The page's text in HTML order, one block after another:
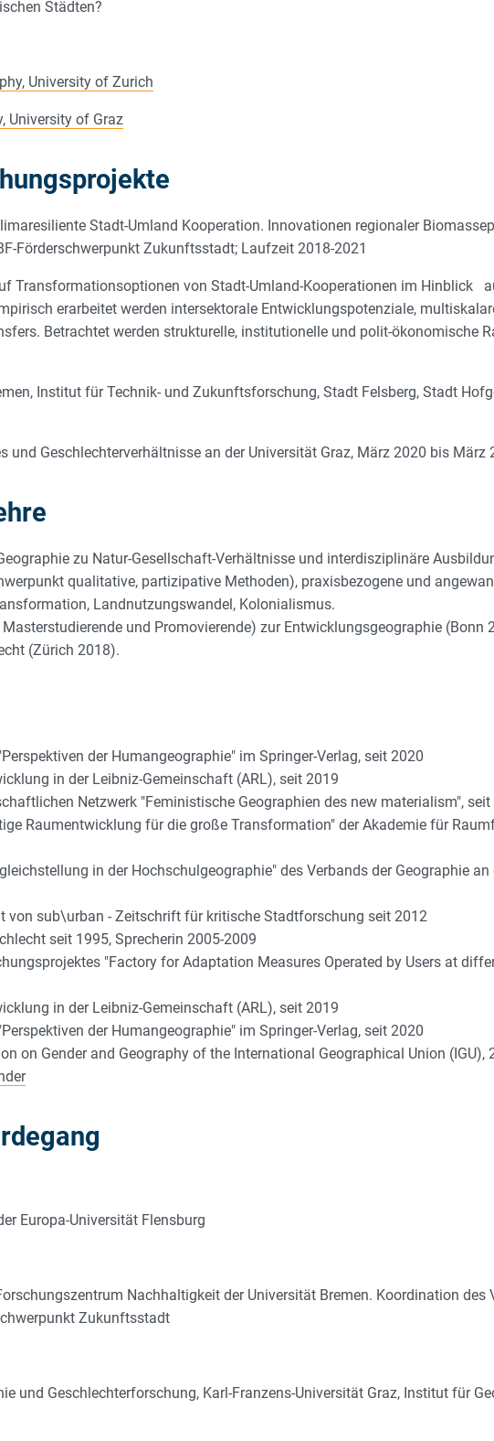
Städten?
University of Zurich
University of Graz
Stadt-Umland Kooperation. Innovationen regionaler
Förderschwerpunkt Zukunftsstadt; Laufzeit 2018-2021
Transformationsoptionen von Stadt-Umland-Kooperationen im Hinblick
erarbeitet werden intersektorale Entwicklungspotenziale,
Betrachtet werden strukturelle, institutionelle und polit-ökonomische
Institut für Technik- und Zukunftsforschung, Stadt Felsberg, Stadt
und Geschlechterverhältnisse an der Universität Graz, März 2020 bis März
zu Natur-Gesellschaft-Verhältnisse und interdisziplinäre
qualitative, partizipative Methoden), praxisbezogene und
Landnutzungswandel, Kolonialismus.
und Promovierende) zur Entwicklungsgeographie (Bonn
(Zürich 2018).
der Humangeographie" im Springer-Verlag, seit 2020
in der Leibniz-Gemeinschaft (ARL), seit 2019
Netzwerk "Feministische Geographien des new materialism", seit
Raumentwicklung für die große Transformation" der Akademie für
in der Hochschulgeographie" des Verbands der Geographie
von sub\urban - Zeitschrift für kritische Stadtforschung seit 2012
seit 1995, Sprecherin 2005-2009
"Factory for Adaptation Measures Operated by Users at
in der Leibniz-Gemeinschaft (ARL), seit 2019
der Humangeographie" im Springer-Verlag, seit 2020
on Gender and Geography of the International Geographical Union (IGU),
Europa-Universität Flensburg
Nachhaltigkeit der Universität Bremen. Koordination des
Zukunftsstadt
und Geschlechterforschung, Karl-Franzens-Universität Graz, Institut für